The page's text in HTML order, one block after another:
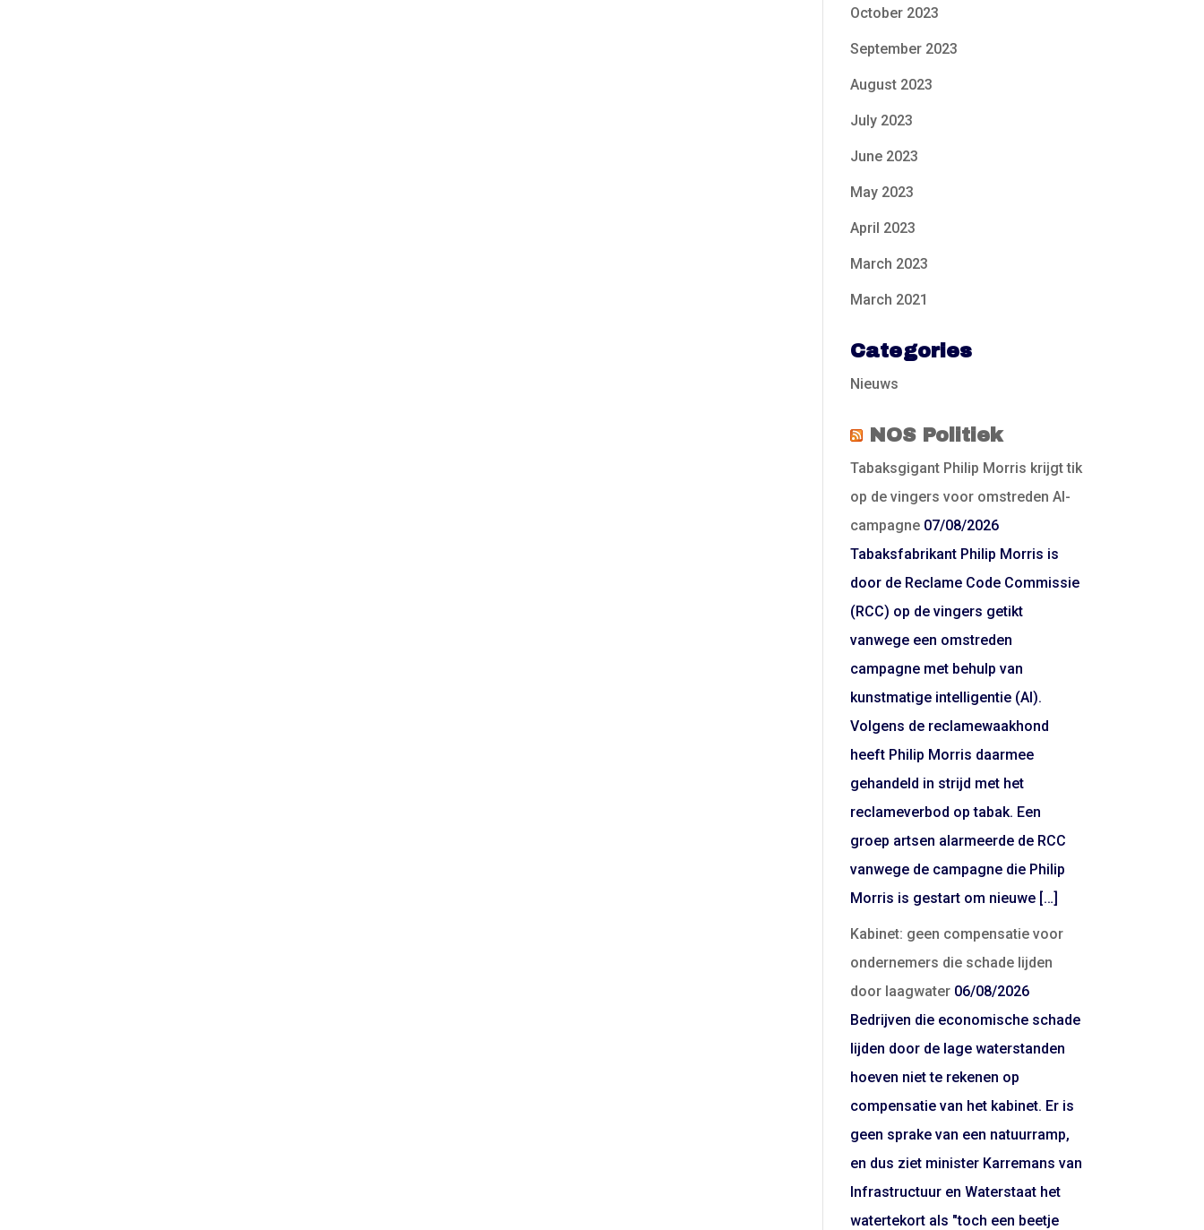
October 2023
September 2023
August 2023
July 2023
June 2023
May 2023
April 2023
March 2023
March 2021
Categories
Nieuws
NOS Politiek
Tabaksgigant Philip Morris krijgt tik
op de vingers voor omstreden AI-
campagne 07/08/2026
Tabaksfabrikant Philip Morris is
door de Reclame Code Commissie
(RCC) op de vingers getikt
vanwege een omstreden
campagne met behulp van
kunstmatige intelligentie (AI).
Volgens de reclamewaakhond
heeft Philip Morris daarmee
gehandeld in strijd met het
reclameverbod op tabak. Een
groep artsen alarmeerde de RCC
vanwege de campagne die Philip
Morris is gestart om nieuwe […]
Kabinet: geen compensatie voor
ondernemers die schade lijden
door laagwater 06/08/2026
Bedrijven die economische schade
lijden door de lage waterstanden
hoeven niet te rekenen op
compensatie van het kabinet. Er is
geen sprake van een natuurramp,
en dus ziet minister Karremans van
Infrastructuur en Waterstaat het
watertekort als "toch een beetje